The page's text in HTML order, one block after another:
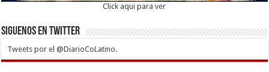
Click aqui para ver
Siguenos en twitter
Tweets por el @DiarioCoLatino.